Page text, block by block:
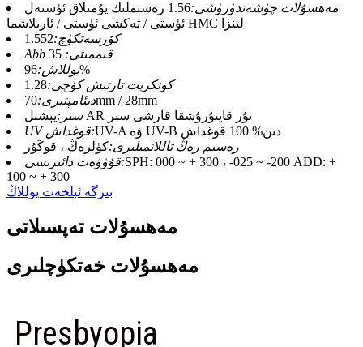
مەھسۇلات چۈشەندۈرۈشى:
1.56 رەسىملىك ​​يۇمىلاق ئۈستەل
ئۈستى / تەكشى ئۈستى / ئارىلاشما HMC لىنزا
كۆرسەتكۈچ:1.552
Abb قىممىتى:
يوللاش:96%
كونكرېت تارتىش كۈچى:1.28
دىئامېتىرى:70mm / 28mm
سىر:
يېشىل AR نۇر قايتۇرۇشقا قارشى سىر
UV قوغداش:
UV-A ۋە UV-B دىن% 100 قوغداش
رەسىم رەڭ تاللانمىلىرى:كۈلرەڭ ، قوڭۇر
قۇۋۋەت دائىرىسى:SPH: 000 ~ + 300 ، -025 ~ -200 ADD: +
100 ~ + 300
بىزگە ئېلخەت يوللاڭ
مەھسۇلات تەپسىلاتى
مەھسۇلات خەتكۈچلىرى
Presbyopia